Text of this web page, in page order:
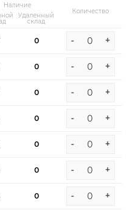
Наличие
Удаленный
склад
Количество
0 - +
0 - +
0 - +
0 - +
0 - +
0 - +
0 - +